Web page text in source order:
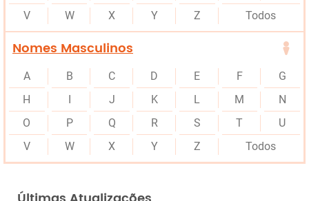
V
W X Y Z Todos
Nomes Masculinos
A B C D E F
G
H
J K L M
N
O
P Q R S T
U
V
W X Y Z Todos